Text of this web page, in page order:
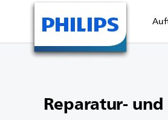
Reparatur-